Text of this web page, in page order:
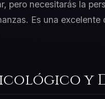
pero necesitarás la
Es una
y